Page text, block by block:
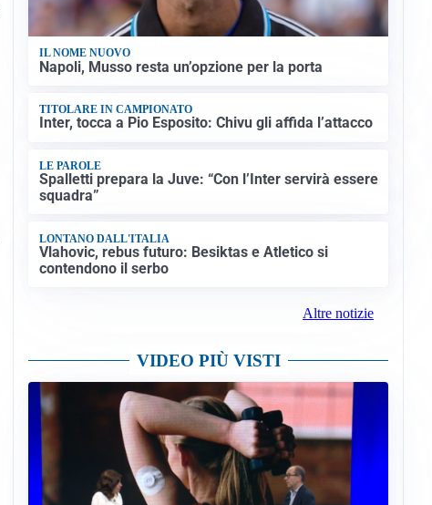
IL NOME NUOVO
Napoli, Musso resta un’opzione per la porta
TITOLARE IN CAMPIONATO
Inter, tocca a Pio Esposito: Chivu gli affida l’attacco
LE PAROLE
Spalletti prepara la Juve: “Con l’Inter servirà essere
squadra”
LONTANO DALL'ITALIA
Vlahovic, rebus futuro: Besiktas e Atletico si
contendono il serbo
Altre notizie
VIDEO PIÙ VISTI